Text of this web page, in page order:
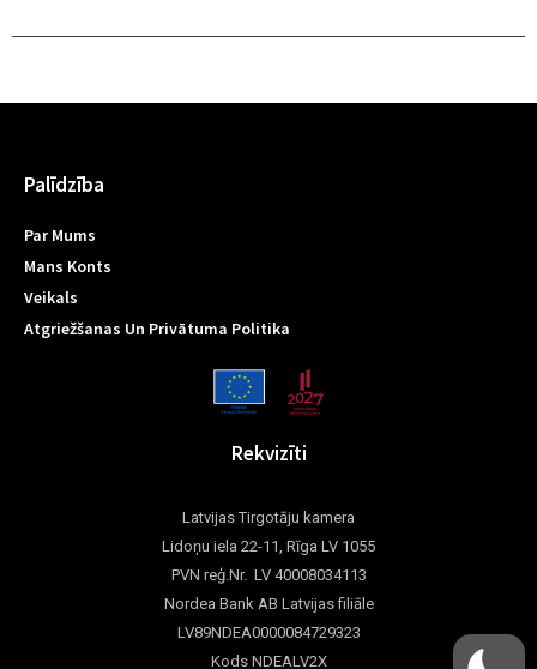
Palīdzība
Par Mums
Mans Konts
Veikals
Atgriežšanas Un Privātuma Politika
Rekvizīti
Latvijas Tirgotāju kamera
Lidoņu iela 22-11, Rīga LV 1055
PVN reģ.Nr. LV 40008034113
Nordea Bank AB Latvijas filiāle
LV89NDEA0000084729323
Kods NDEALV2X